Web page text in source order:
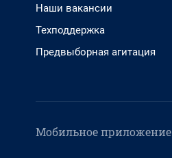
Наши вакансии
Техподдержка
Предвыборная агитация
Мобильное приложение